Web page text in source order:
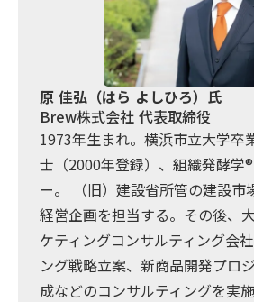
原 佳弘（はら よしひろ）氏
Brew株式会社 代表取締役
1973年生まれ。横浜市立大学卒
士（2000年登録）、組織発酵学
ー。 （旧）建設省所管の建設市
経営企画を担当する。その後、
ケティングコンサルティング会
ング戦略立案、新商品開発プロ
成などのコンサルティングを実